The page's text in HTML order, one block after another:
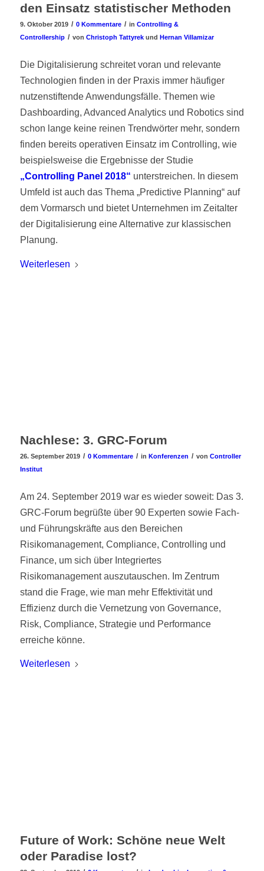
den Einsatz statistischer Methoden
9. Oktober 2019 / 0 Kommentare / in Controlling &
Controllership / von Christoph Tattyrekund Hernan Villamizar
Die Digitalisierung schreitet voran und relevante
Technologien finden in der Praxis immer häufiger
nutzenstiftende Anwendungsfälle. Themen wie
Dashboarding, Advanced Analytics und Robotics sind
schon lange keine reinen Trendwörter mehr, sondern
finden bereits operativen Einsatz im Controlling, wie
beispielsweise die Ergebnisse der Studie
„Controlling Panel 2018“ unterstreichen. In diesem
Umfeld ist auch das Thema „Predictive Planning“ auf
dem Vormarsch und bietet Unternehmen im Zeitalter
der Digitalisierung eine Alternative zur klassischen
Planung.
Weiterlesen
Nachlese: 3. GRC-Forum
26. September 2019 / 0 Kommentare / in Konferenzen / von Controller
Institut
Am 24. September 2019 war es wieder soweit: Das 3.
GRC-Forum begrüßte über 90 Experten sowie Fach-
und Führungskräfte aus den Bereichen
Risikomanagement, Compliance, Controlling und
Finance, um sich über Integriertes
Risikomanagement auszutauschen. Im Zentrum
stand die Frage, wie man mehr Effektivität und
Effizienz durch die Vernetzung von Governance,
Risk, Compliance, Strategie und Performance
erreiche könne.
Weiterlesen
Future of Work: Schöne neue Welt
oder Paradise lost?